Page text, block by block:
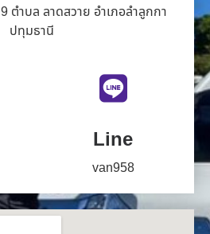
ตำบล ลาดสวาย อำเภอลำลูกกา
ปทุมธานี
Line
van958